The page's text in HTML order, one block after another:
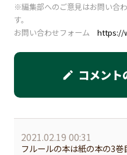
※編集部へのご意見はお問い合
す。
お問い合わせフォーム https://
edit コメント
2021.02.19 00:31
フルールの本は紙の本の3